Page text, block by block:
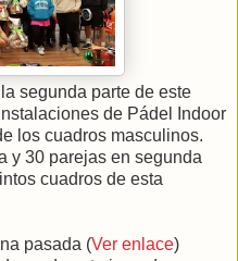
segunda parte de este
de Pádel Indoor
los cuadros masculinos.
y 30 parejas en segunda
cuadros de esta
pasada (Ver enlace)